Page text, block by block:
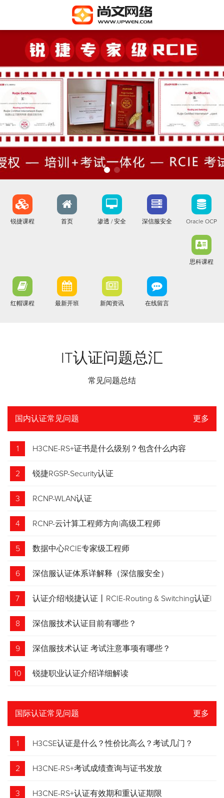
锐捷课程 首页 渗透 / 安全 深信服安全 Oracle OCP
思科课程
红帽课程 最新开班 新闻资讯 在线留言
IT认证问题总汇
常见问题总结
国内认证常见问题 更多
1 H3CNE-RS+证书是什么级别？包含什么内容
2 锐捷RGSP-Security认证
3 RCNP-WLAN认证
4 RCNP-云计算工程师方向|高级工程师
5 数据中心RCIE专家级工程师
6 深信服认证体系详解释（深信服安全）
7 认证介绍|锐捷认证丨RCIE-Routing & Switching认证|
专家级网络工程师
8 深信服技术认证目前有哪些？
9 深信服技术认证 考试注意事项有哪些？
10 锐捷职业认证介绍详细解读
国际认证常见问题 更多
1 H3CSE认证是什么？性价比高么？考试几门？
2 H3CNE-RS+考试成绩查询与证书发放
3 H3CNE-RS+认证有效期和重认证期限